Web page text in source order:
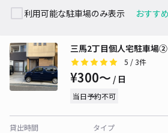
利用可能な駐車場のみ表示
三馬2丁目個人宅駐車場②
5 / 3件
¥300〜 / 日
当日予約不可
貸出時間
タイプ